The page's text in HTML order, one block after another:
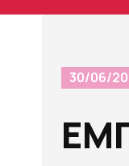
30/06/